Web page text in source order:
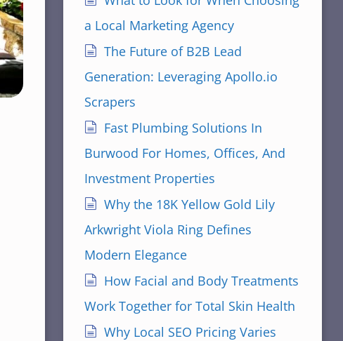
a Local Marketing Agency
The Future of B2B Lead
Generation: Leveraging Apollo.io
Scrapers
Fast Plumbing Solutions In
Burwood For Homes, Offices, And
Investment Properties
Why the 18K Yellow Gold Lily
Arkwright Viola Ring Defines
Modern Elegance
How Facial and Body Treatments
Work Together for Total Skin Health
Why Local SEO Pricing Varies